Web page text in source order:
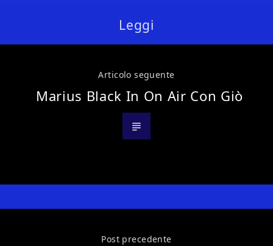
Leggi
Articolo seguente
Marius Black In On Air Con Giò
Post precedente